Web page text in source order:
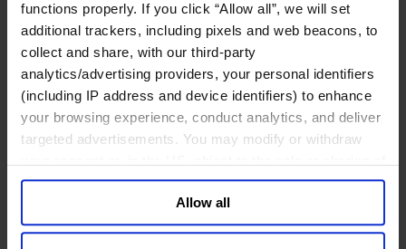
functions properly. If you click “Allow all”, we will set
additional trackers, including pixels and web beacons, to
collect and share, with our third-party
analytics/advertising providers, your personal identifiers
(including IP address and device identifiers) to enhance
your browsing experience, conduct analytics, and deliver
targeted advertisements. You may modify or withdraw
your data for targeted advertising, by clicking “Do Not
Sell or Share My Personal Information” in the footer of
the website. You must opt-out of each device and each
Allow all
コンシューマー
スポーツ
メディア/エンターテインメント/スポーツ
リテール、アパレル＆高級消費財
旅行・ホスピタリティ
消費財
機械・産業テクノロジー